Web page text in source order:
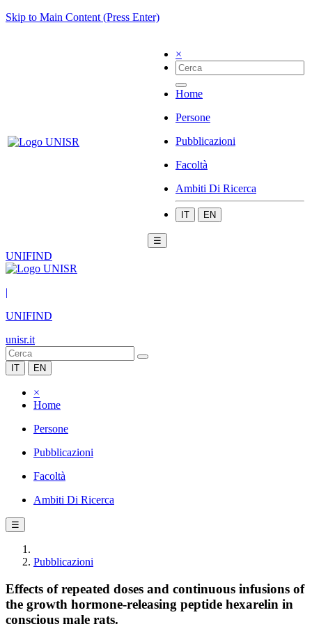
Skip to Main Content (Press Enter)
×
Home
Persone
Pubblicazioni
Facoltà
Ambiti Di Ricerca
IT EN
☰
UNIFIND
|
UNIFIND
unisr.it
IT EN
×
Home
Persone
Pubblicazioni
Facoltà
Ambiti Di Ricerca
☰
Pubblicazioni
Effects of repeated doses and continuous infusions of
the growth hormone-releasing peptide hexarelin in
conscious male rats.